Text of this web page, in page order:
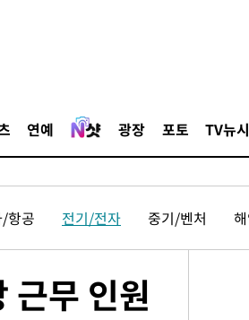
연예 광장 포토 TV뉴
항공 전기/전자 중기/벤처
근무 인원